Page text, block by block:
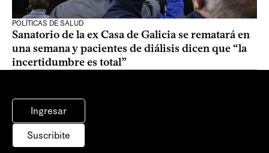
POLÍTICAS DE SALUD
Sanatorio de la ex Casa de Galicia se rematará en
una semana y pacientes de diálisis dicen que “la
incertidumbre es total”
Ingresar
Suscribite